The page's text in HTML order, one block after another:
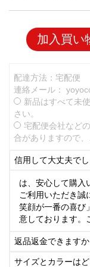
加入買い
配達方法：宅配便
連絡メール：
新品はすべて未
さい。
宅配便会社など
合がありますので、
信用して大丈夫で
は、安心して購入
ご利用いただき誠
笑顔が一番の喜び
意しております。
返品返金できますか
サイズとカラーは